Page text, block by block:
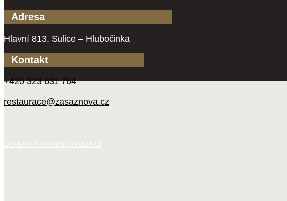
Adresa
Hlavní 813, Sulice – Hlubočinka
Kontakt
+420 323 631 764
restaurace@zasaznova.cz
OCHRANA OSOBNÍCH ÚDAJŮ